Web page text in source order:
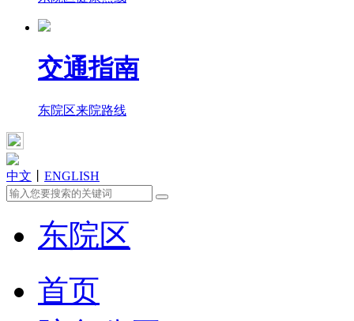
交通指南
东院区来院路线
中文 ENGLISH
东院区
首页